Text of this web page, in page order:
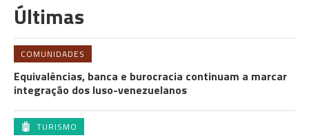
Últimas
COMUNIDADES
Equivalências, banca e burocracia continuam a marcar
integração dos luso-venezuelanos
TURISMO